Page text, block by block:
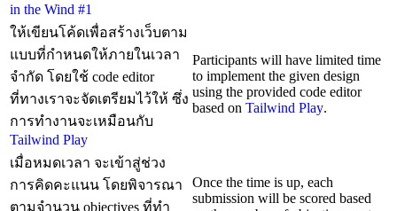
in the Wind #1
ให้เขียนโค้ดเพื่อสร้างเว็บตาม
แบบที่กำหนดให้ภายในเวลา
จำกัด โดยใช้ code editor
ที่ทางเราจะจัดเตรียมไว้ให้ ซึ่ง
การทำงานจะเหมือนกับ
Tailwind Play
Participants will have limited time
to implement the given design
using the provided code editor
based on Tailwind Play.
เมื่อหมดเวลา จะเข้าสู่ช่วง
การคิดคะแนน โดยพิจารณา
ตามจำนวน objectives ที่ทำ
Once the time is up, each
submission will be scored based